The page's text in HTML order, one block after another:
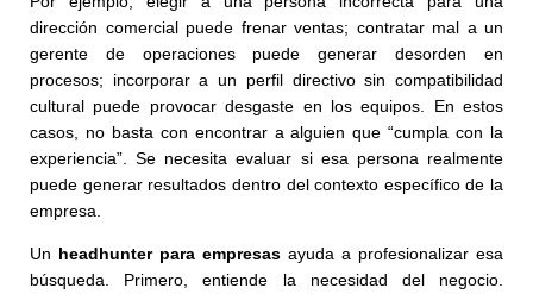
dirección comercial puede frenar ventas; contratar mal a un
gerente de operaciones puede generar desorden en
procesos; incorporar a un perfil directivo sin compatibilidad
cultural puede provocar desgaste en los equipos. En estos
casos, no basta con encontrar a alguien que “cumpla con la
experiencia”. Se necesita evaluar si esa persona realmente
puede generar resultados dentro del contexto específico de la
empresa.
Un headhunter para empresas ayuda a profesionalizar esa
búsqueda. Primero, entiende la necesidad del negocio.